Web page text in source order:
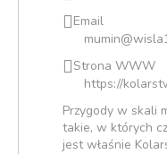
Email
Strona WWW
https://
Przygody w skali
takie, w których
jest właśnie